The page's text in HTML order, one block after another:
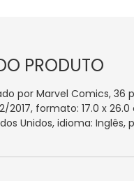
PRODUTO
por Marvel Comics, 36
2017, formato: 17.0 x 26.0
Unidos, idioma: Inglês,